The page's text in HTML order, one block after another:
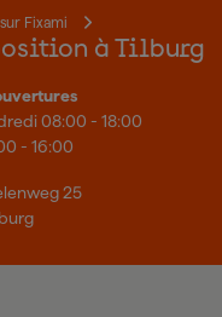
Fixami
à Tilburg
08:00 - 18:00
- 16:00
25